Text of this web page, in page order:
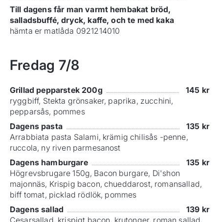
Till dagens får man varmt hembakat bröd,
salladsbuffé, dryck, kaffe, och te med kaka
hämta er matlåda 0921214010
Fredag 7/8
Grillad pepparstek 200g 145 kr
ryggbiff, Stekta grönsaker, paprika, zucchini,
pepparsås, pommes
Dagens pasta
135 kr
Arrabbiata pasta Salami, krämig chilisås -penne,
ruccola, ny riven parmesanost
Dagens hamburgare
135 kr
Högrevsbrugare 150g, Bacon burgare, Di'shon
majonnäs, Krispig bacon, chueddarost, romansallad,
biff tomat, picklad rödlök, pommes
Dagens sallad
139 kr
Cesarsallad, krispigt bacon, krutonger, roman sallad,